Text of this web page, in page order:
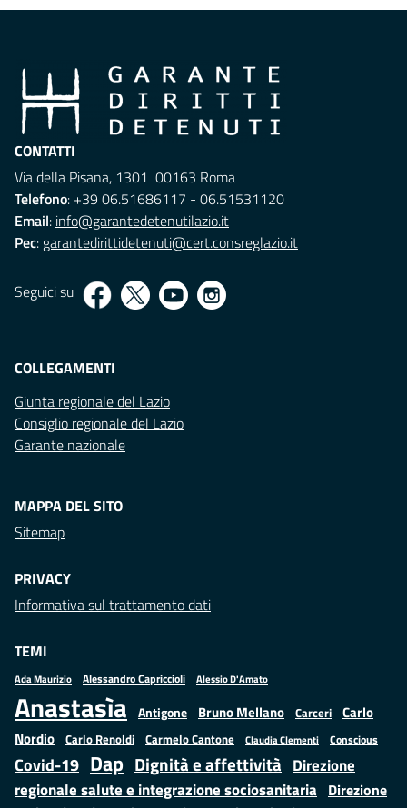
CONTATTI
Via della Pisana, 1301 00163 Roma
Telefono: +39 06.51686117 - 06.51531120
Email: info@garantedetenutilazio.it
Pec: garantedirittidetenuti@cert.consreglazio.it
Seguici su
COLLEGAMENTI
Giunta regionale del Lazio
Consiglio regionale del Lazio
Garante nazionale
MAPPA DEL SITO
Sitemap
PRIVACY
Informativa sul trattamento dati
TEMI
Ada Maurizio Alessandro Capriccioli Alessio D'Amato
Anastasìa Antigone Bruno Mellano Carceri
Carlo
Nordio Carlo Renoldi Carmelo Cantone Claudia Clementi Conscious
Covid-19 Dap Dignità e affettività Direzione
regionale salute e integrazione sociosanitaria Direzione